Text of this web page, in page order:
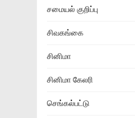
சமையல் குறிப்பு
சிவகங்கை
சினிமா
சினிமா கேலரி
செங்கல்பட்டு